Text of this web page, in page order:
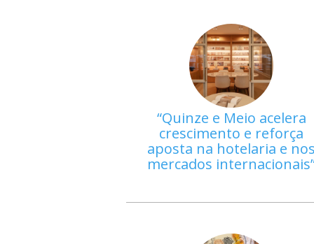
Quinze e Meio acelera
crescimento e reforça
aposta na hotelaria e
mercados internacionais